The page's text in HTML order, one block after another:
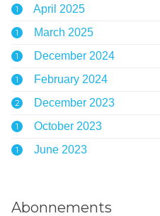
1 April 2025
1 March 2025
1 December 2024
1 February 2024
2 December 2023
1 October 2023
1 June 2023
Abonnements